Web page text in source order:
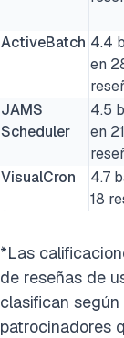
ActiveBatch 4.4
en
JAMS
Scheduler
4.5
en
VisualCron
4.7
18
*Las
de reseñas de
clasifican
patrocinadores